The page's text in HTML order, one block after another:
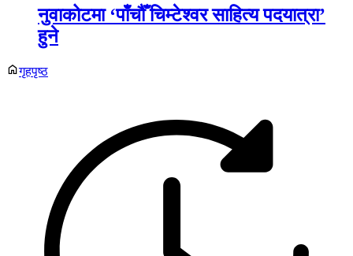
नुवाकोटमा ‘पाँचौँ चिम्टेश्वर साहित्य पदयात्रा’
हुने
गृहपृष्ठ